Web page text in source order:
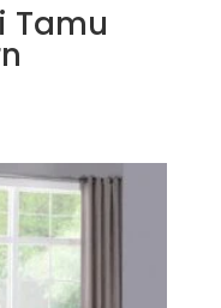
Tamu